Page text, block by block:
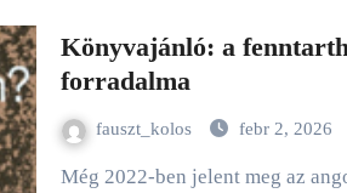
Könyvajánló: a
forradalma
fauszt_kolos febr 2, 2026
Még 2022-ben jelent meg az angol származású Susannah Hagan